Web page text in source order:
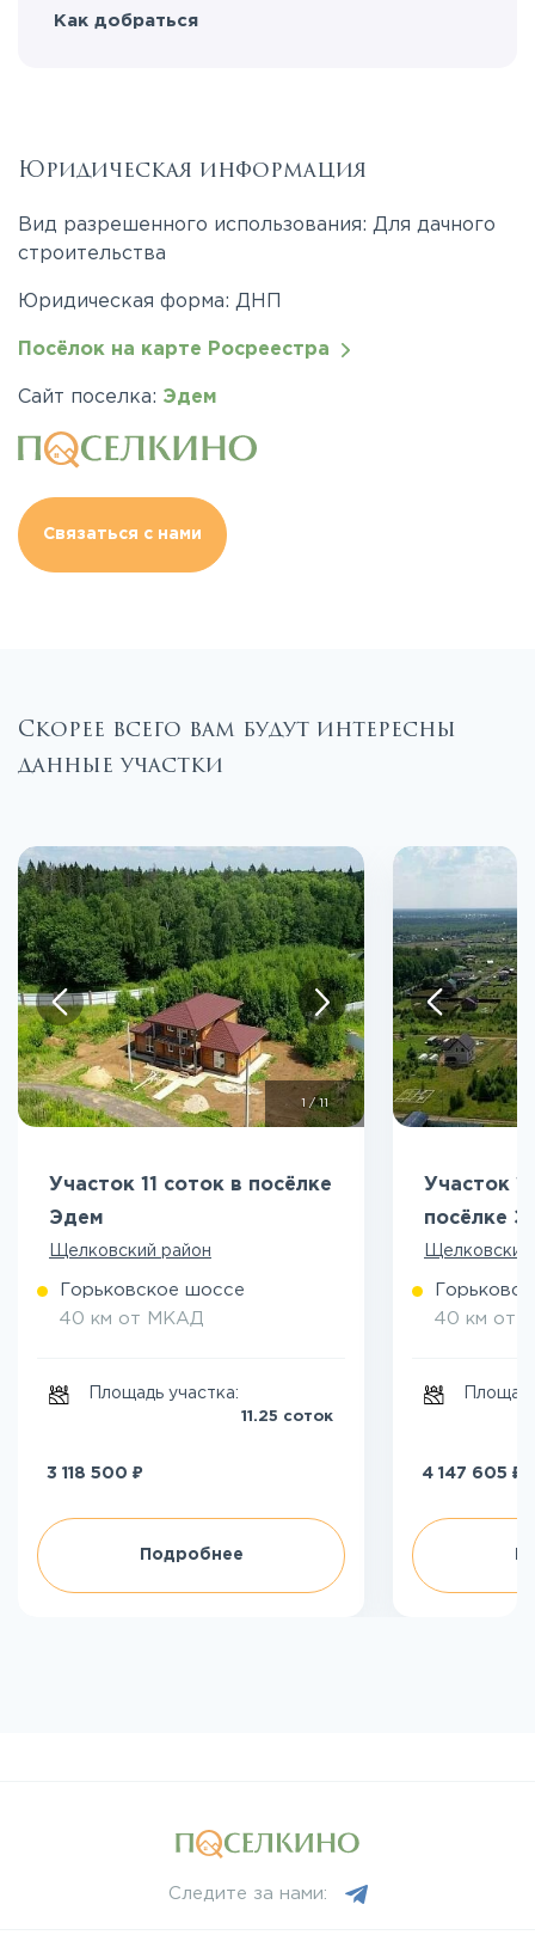
Как добраться
Юридическая информация
Вид разрешенного использования: Для дачного
строительства
Юридическая форма: ДНП
Посёлок на карте Росреестра
Сайт поселка: Эдем
Связаться с нами
Скорее всего вам будут интересны
данные участки
1 /11
Участок 11 соток в посёлке
Эдем
Щелковский район
Горьковское шоссе
40 км от МКАД
Площадь участка:
11.25 соток
3 118 500 ₽
Подробнее
Участок
посёлке
Щелковский
40 км от
4 147 605 ₽
Следите за нами: